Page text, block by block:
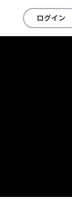
ログイン